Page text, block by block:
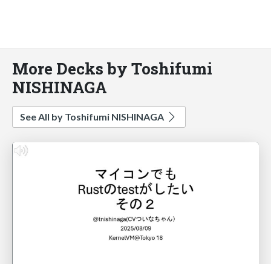
More Decks by Toshifumi
NISHINAGA
See All by Toshifumi NISHINAGA